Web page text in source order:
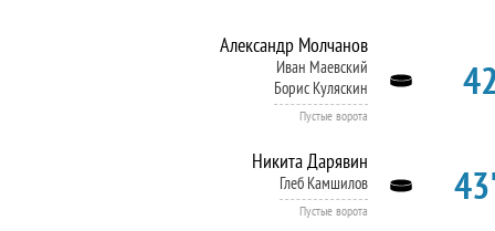
Александр Молчанов
Иван Маевский
Борис Куляскин
Пустые ворота
Никита Дарявин
Глеб Камшилов
Пустые ворота